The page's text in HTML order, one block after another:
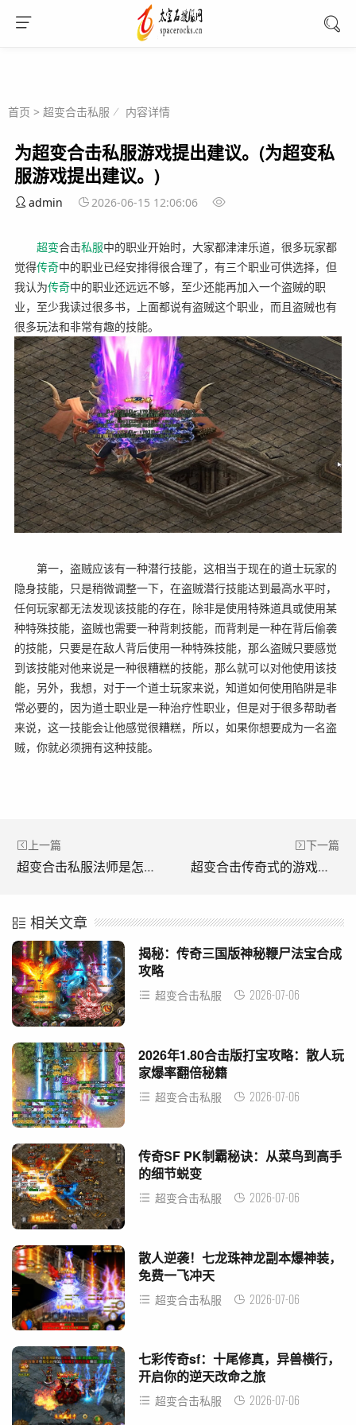
首页 > 超变合击私服 内容详情
为超变合击私服游戏提出建议。(为超变私
服游戏提出建议。)
admin 2026-06-15 12:06:06
超变合击私服中的职业开始时，大家都津津乐道，很多玩家都
觉得传奇中的职业已经安排得很合理了，有三个职业可供选择，但
我认为传奇中的职业还远远不够，至少还能再加入一个盗贼的职
业，至少我读过很多书，上面都说有盗贼这个职业，而且盗贼也有
很多玩法和非常有趣的技能。
第一，盗贼应该有一种潜行技能，这相当于现在的道士玩家的
隐身技能，只是稍微调整一下，在盗贼潜行技能达到最高水平时，
任何玩家都无法发现该技能的存在，除非是使用特殊道具或使用某
种特殊技能，盗贼也需要一种背刺技能，而背刺是一种在背后偷袭
的技能，只要是在敌人背后使用一种特殊技能，那么盗贼只要感觉
到该技能对他来说是一种很糟糕的技能，那么就可以对他使用该技
能，另外，我想，对于一个道士玩家来说，知道如何使用陷阱是非
常必要的，因为道士职业是一种治疗性职业，但是对于很多帮助者
来说，这一技能会让他感觉很糟糕，所以，如果你想要成为一名盗
贼，你就必须拥有这种技能。
上一篇
超变合击私服法师是怎样虐待战士的!(超变私服大师如何虐战士！)
下一篇
超变合击传奇式的游戏经验。(传奇游戏体验。)
相关文章
揭秘：传奇三国版神秘鞭尸法宝合成
攻略
超变合击私服 2026-07-06
2026年1.80合击版打宝攻略：散人玩
家爆率翻倍秘籍
超变合击私服 2026-07-06
传奇SF PK制霸秘诀：从菜鸟到高手
的细节蜕变
超变合击私服 2026-07-06
散人逆袭！七龙珠神龙副本爆神装，
免费一飞冲天
超变合击私服 2026-07-06
七彩传奇sf：十尾修真，异兽横行，
开启你的逆天改命之旅
超变合击私服 2026-07-06